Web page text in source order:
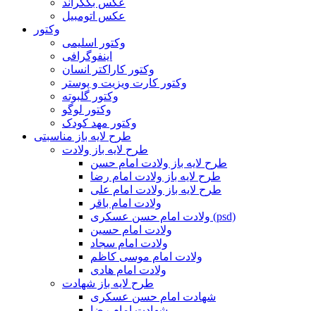
عکس اتومبیل
وکتور
وکتور اسلیمی
اینفوگرافی
وکتور کاراکتر انسان
وکتور کارت ویزیت و پوستر
وکتور گلبوته
وکتور لوگو
وکتور مهد کودک
طرح لایه باز مناسبتی
طرح لایه باز ولادت
طرح لایه باز ولادت امام حسن
طرح لایه باز ولادت امام رضا
طرح لایه باز ولادت امام علی
ولادت امام باقر
ولادت امام حسن عسکری (psd)
ولادت امام حسین
ولادت امام سجاد
ولادت امام موسی کاظم
ولادت امام هادی
طرح لایه باز شهادت
شهادت امام حسن عسکری